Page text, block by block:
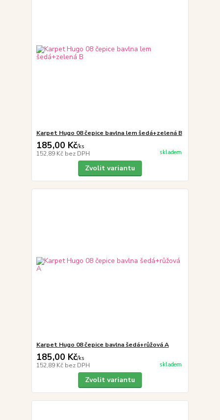
Karpet Hugo 08 čepice bavlna lem šedá+zelená B
185,00 Kč/ks
152,89 Kč bez DPH skladem
Zvolit variantu
Karpet Hugo 08 čepice bavlna šedá+růžová A
185,00 Kč/ks
152,89 Kč bez DPH skladem
Zvolit variantu